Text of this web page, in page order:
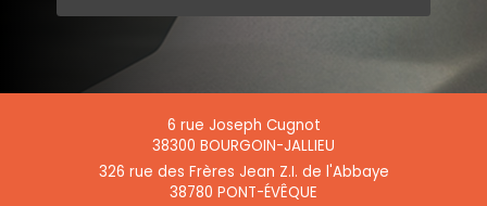
6 rue Joseph Cugnot
38300 BOURGOIN-JALLIEU
326 rue des Frères Jean Z.I. de l'Abbaye
38780 PONT-ÉVÊQUE